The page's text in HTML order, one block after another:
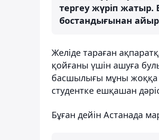
тергеу жүріп жатыр.
бостандығынан
Желіде тараған
қойғаны үшін ашуға
басшылығы мұны жоққа
студентке ешқашан
Бұған дейін Астанада